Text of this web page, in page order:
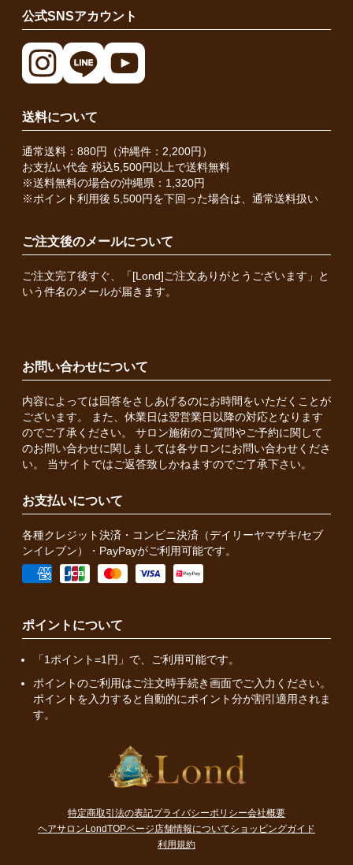
公式SNSアカウント
送料について
通常送料：880円（沖縄件：2,200円）
お支払い代金 税込5,500円以上で送料無料
※送料無料の場合の沖縄県：1,320円
※ポイント利用後 5,500円を下回った場合は、通常送料扱い
ご注文後のメールについて
ご注文完了後すぐ、「[Lond]ご注文ありがとうございます」と
いう件名のメールが届きます。
お問い合わせについて
内容によっては回答をさしあげるのにお時間をいただくことが
ございます。 また、休業日は翌営業日以降の対応となります
のでご了承ください。 サロン施術のご質問やご予約に関して
のお問い合わせに関しましては各サロンにお問い合わせくださ
い。 当サイトではご返答致しかねますのでご了承下さい。
お支払いについて
各種クレジット決済・コンビニ決済（デイリーヤマザキ/セブ
ンイレブン）・PayPayがご利用可能です。
ポイントについて
「1ポイント=1円」で、ご利用可能です。
ポイントのご利用はご注文時手続き画面でご入力ください。
ポイントを入力すると自動的にポイント分が割引適用されま
す。
特定商取引法の表記プライバシーポリシー会社概要
ヘアサロンLondTOPページ店舗情報についてショッピングガイド
利用規約